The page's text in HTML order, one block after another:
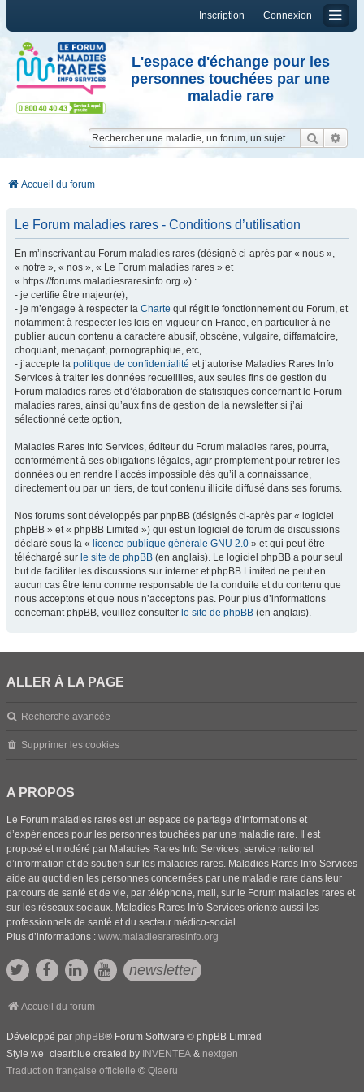
Connexion
Inscription
L'espace d'échange pour les
personnes touchées par une
maladie rare
Accueil du forum
Le Forum maladies rares - Conditions d’utilisation
En m’inscrivant au Forum maladies rares (désigné ci-après par « nous »,
« notre », « nos », « Le Forum maladies rares » et
« https://forums.maladiesraresinfo.org ») :
- je certifie être majeur(e),
- je m’engage à respecter la Charte qui régit le fonctionnement du Forum, et
notamment à respecter les lois en vigueur en France, en particulier à ne
publier aucun contenu à caractère abusif, obscène, vulgaire, diffamatoire,
choquant, menaçant, pornographique, etc,
- j’accepte la politique de confidentialité et j’autorise Maladies Rares Info
Services à traiter les données recueillies, aux seules fins de gestion du
Forum maladies rares et d’élaboration de statistiques concernant le Forum
maladies rares, ainsi qu’aux fins de gestion de la newsletter si j’ai
sélectionné cette option,
Maladies Rares Info Services, éditeur du Forum maladies rares, pourra,
conformément à ses obligations légales, agir promptement pour retirer les
données ou en rendre l’accès impossible dès qu’il a connaissance,
directement ou par un tiers, de tout contenu illicite diffusé dans ses forums.
Nos forums sont développés par phpBB (désignés ci-après par « logiciel
phpBB » et « phpBB Limited ») qui est un logiciel de forum de discussions
déclaré sous la « licence publique générale GNU 2.0 » et qui peut être
téléchargé sur le site de phpBB (en anglais). Le logiciel phpBB a pour seul
but de faciliter les discussions sur internet et phpBB Limited ne peut en
aucun cas être tenu comme responsable de la conduite et du contenu que
nous acceptons et que nous n’acceptons pas. Pour plus d’informations
concernant phpBB, veuillez consulter le site de phpBB (en anglais).
ALLER À LA PAGE
Recherche avancée
Supprimer les cookies
A PROPOS
Le Forum maladies rares est un espace de partage d’informations et
d’expériences pour les personnes touchées par une maladie rare. Il est
proposé et modéré par Maladies Rares Info Services, service national
d’information et de soutien sur les maladies rares. Maladies Rares Info Services
aide au quotidien les personnes concernées par une maladie rare dans leur
parcours de santé et de vie, par téléphone, mail, sur le Forum maladies rares et
sur les réseaux sociaux. Maladies Rares Info Services oriente aussi les
professionnels de santé et du secteur médico-social.
Plus d’informations : www.maladiesraresinfo.org
newsletter
Accueil du forum
Développé par phpBB® Forum Software © phpBB Limited
Style we_clearblue created by INVENTEA & nextgen
Traduction française officielle © Qiaeru